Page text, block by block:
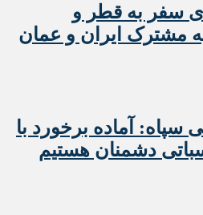
سفر به قطر و
مشترک ایران و عمان
سپاه: آماده برخورد با
دشمنان هستیم